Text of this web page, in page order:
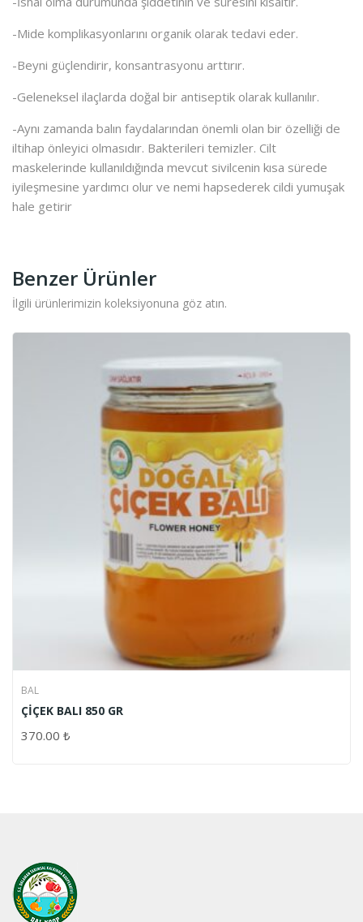
-Mide komplikasyonlarını organik olarak tedavi eder.
-Beyni güçlendirir, konsantrasyonu arttırır.
-Geleneksel ilaçlarda doğal bir antiseptik olarak kullanılır.
-Aynı zamanda balın faydalarından önemli olan bir özelliği de
iltihap önleyici olmasıdır. Bakterileri temizler. Cilt
maskelerinde kullanıldığında mevcut sivilcenin kısa sürede
iyileşmesine yardımcı olur ve nemi hapsederek cildi yumuşak
hale getirir
Benzer Ürünler
İlgili ürünlerimizin koleksiyonuna göz atın.
BAL
ÇİÇEK BALI 850 GR
370.00 ₺